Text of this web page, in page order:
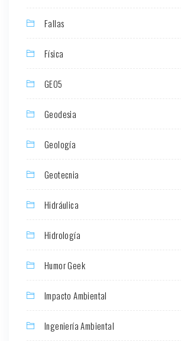
Fallas
Física
GEO5
Geodesia
Geología
Geotecnia
Hidráulica
Hidrología
Humor Geek
Impacto Ambiental
Ingeniería Ambiental